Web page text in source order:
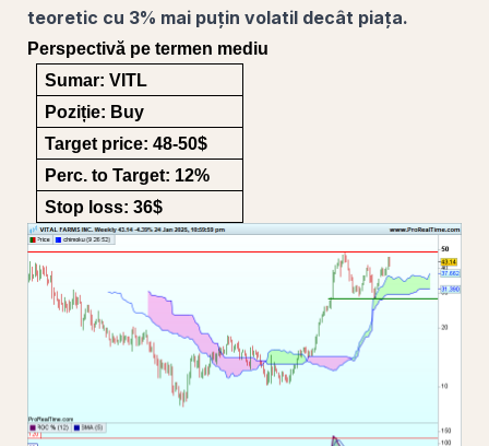
teoretic cu 3% mai puțin volatil decât piața.
Perspectivă pe termen mediu
Sumar: VITL
Poziție: Buy
Target price: 48-50$
Perc. to Target: 12%
Stop loss: 36$